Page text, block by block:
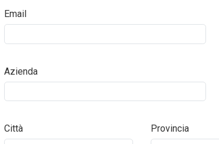
Email
Azienda
Città Provincia